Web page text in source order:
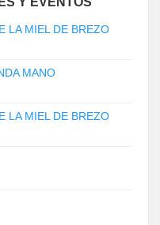
LA MIEL DE BREZO
MANO
LA MIEL DE BREZO